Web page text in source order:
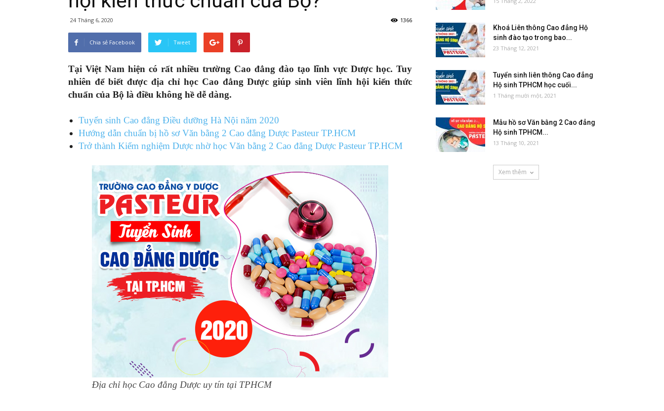
Gòn
Tuyển
24 Tháng 6, 2020 1366
Chia sẻ Facebook Tweet
Tại Việt Nam hiện có rất nhiều trường Cao đẳng đào tạo lĩnh vực Dược học. Tuy
nhiên để biết được địa chỉ học Cao đẳng Dược giúp sinh viên lĩnh hội kiến thức
chuẩn của Bộ là điều không hề dễ dàng.
Tuyển sinh Cao đẳng Điều dưỡng Hà Nội năm 2020
Hướng dẫn chuẩn bị hồ sơ Văn bằng 2 Cao đẳng Dược Pasteur TP.HCM
Trở thành Kiểm nghiệm Dược nhờ học Văn bằng 2 Cao đẳng Dược Pasteur TP.HCM
Địa chỉ học Cao đẳng Dược uy tín tại TPHCM
Khoá Liên thông Cao đẳng Hộ
sinh đào tạo trong bao...
23 Tháng 12, 2021
Tuyển sinh liên thông Cao đẳng
Hộ sinh TPHCM học cuối...
1 Tháng mười một, 2021
Mẫu hồ sơ Văn bằng 2 Cao đẳng
Hộ sinh TPHCM...
13 Tháng 10, 2021
Xem thêm